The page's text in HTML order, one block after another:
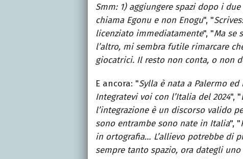
Smm: 1) aggiungere spazi dopo i
chiama Egonu e non Enogu", "
licenziato immediatamente", "Ma se
l’altro, mi sembra futile rimarcare
giocatrici. Il resto non conta, o non
E ancora: "Sylla è nata a Palermo
Integratevi voi con l’Italia del 2024", "
l’integrazione è un discorso valido
sono entrambe sono nate in Italia", "
in ortografia… L’allievo potrebbe di
sempre tanto spazio, ora dategli uno